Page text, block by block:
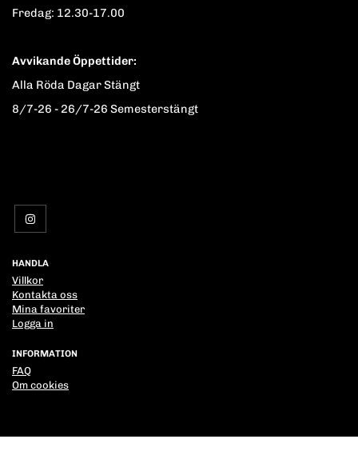
Fredag: 12.30-17.00
Avvikande Öppettider:
Alla Röda Dagar Stängt
8/7-26 - 26/7-26 Semesterstängt
HANDLA
Villkor
Kontakta oss
Mina favoriter
Logga in
INFORMATION
FAQ
Om cookies